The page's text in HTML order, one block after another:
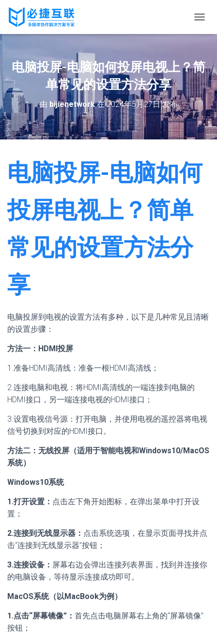
换
电脑投屏-电脑如何投屏电视上？简
单常见的设置方法分享
由 bijienetwork在2024年5月27日发布
电脑投屏-电脑如何
投屏电视上？简单
常见的设置方法分
享
电脑投屏到电视的设置方法有多种，以下是几种常见且清晰
的设置步骤：
方法一：HDMI投屏
1.准备HDMI高清线：准备一根HDMI高清线；
2.连接电脑和电视：将HDMI高清线的一端连接到电脑的
HDMI接口，另一端连接电视的HDMI接口；
3.设置电视信号源：打开电脑，并使用电视的遥控器将电视
信号切换到对应的HDMI接口。
方法二：无线投屏（适用于智能电视和Windows10/MacOS
系统）
Windows10系统
1.打开设置： 点击左下角开始图标，在弹出菜单中打开设
置；
2.连接到无线显示器： 点击系统选项，在显示页面寻找并点
击“连接到无线显示器”按钮；
3.连接设备： 屏幕右边会弹出连接列表界面，找到并连接你
的电脑设备，等待显示连接成功即可。
MacOS系统（以MacBook为例）
1.点击“屏幕镜像”： 首先点击电脑屏幕右上角的“屏幕镜像”
按钮；